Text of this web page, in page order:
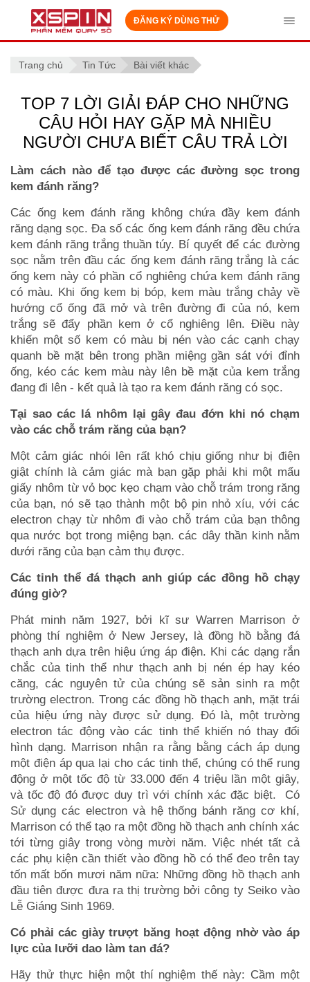
ĐĂNG KÝ DÙNG THỬ
Trang chủ Tin Tức Bài viết khác
TOP 7 LỜI GIẢI ĐÁP CHO NHỮNG
CÂU HỎI HAY GẶP MÀ NHIỀU
NGƯỜI CHƯA BIẾT CÂU TRẢ LỜI
Làm cách nào để tạo được các đường sọc trong
kem đánh răng?
Các ống kem đánh răng không chứa đầy kem đánh
răng dạng sọc. Đa số các ống kem đánh răng đều chứa
kem đánh răng trắng thuần túy. Bí quyết để các đường
sọc nằm trên đầu các ống kem đánh răng trắng là các
ống kem này có phần cổ nghiêng chứa kem đánh răng
có màu. Khi ống kem bị bóp, kem màu trắng chảy về
hướng cổ ống đã mở và trên đường đi của nó, kem
trắng sẽ đẩy phần kem ở cổ nghiêng lên. Điều này
khiến một số kem có màu bị nén vào các cạnh chạy
quanh bề mặt bên trong phần miệng gần sát với đỉnh
ống, kéo các kem màu này lên bề mặt của kem trắng
đang đi lên - kết quả là tạo ra kem đánh răng có sọc.
Tại sao các lá nhôm lại gây đau đớn khi nó chạm
vào các chỗ trám răng của bạn?
Một cảm giác nhói lên rất khó chịu giống như bị điện
giật chính là cảm giác mà bạn gặp phải khi một mẩu
giấy nhôm từ vỏ bọc kẹo chạm vào chỗ trám trong răng
của bạn, nó sẽ tạo thành một bộ pin nhỏ xíu, với các
electron chạy từ nhôm đi vào chỗ trám của bạn thông
qua nước bọt trong miệng bạn. các dây thần kinh nằm
dưới răng của bạn cảm thụ được.
Các tinh thể đá thạch anh giúp các đồng hồ chạy
đúng giờ?
Phát minh năm 1927, bởi kĩ sư Warren Marrison ở
phòng thí nghiệm ở New Jersey, là đồng hồ bằng đá
thạch anh dựa trên hiệu ứng áp điện. Khi các dạng rắn
chắc của tinh thể như thạch anh bị nén ép hay kéo
căng, các nguyên tử của chúng sẽ sản sinh ra một
trường electron. Trong các đồng hồ thạch anh, mặt trái
của hiệu ứng này được sử dụng. Đó là, một trường
electron tác động vào các tinh thể khiến nó thay đổi
hình dạng. Marrison nhận ra rằng bằng cách áp dụng
một điện áp qua lại cho các tinh thể, chúng có thể rung
động ở một tốc độ từ 33.000 đến 4 triệu lần một giây,
và tốc độ đó được duy trì với chính xác đặc biệt. Có
Sử dụng các electron và hệ thống bánh răng cơ khí,
Marrison có thể tạo ra một đồng hồ thạch anh chính xác
tới từng giây trong vòng mười năm. Việc nhét tất cả
các phụ kiện cần thiết vào đồng hồ có thể đeo trên tay
tốn mất bốn mươi năm nữa: Những đồng hồ thạch anh
đầu tiên được đưa ra thị trường bởi công ty Seiko vào
Lễ Giáng Sinh 1969.
Có phải các giày trượt băng hoạt động nhờ vào áp
lực của lưỡi dao làm tan đá?
Hãy thử thực hiện một thí nghiệm thế này: Cầm một